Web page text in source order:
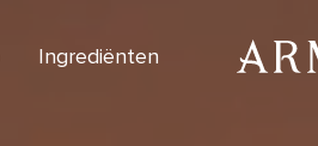
Ingrediënten